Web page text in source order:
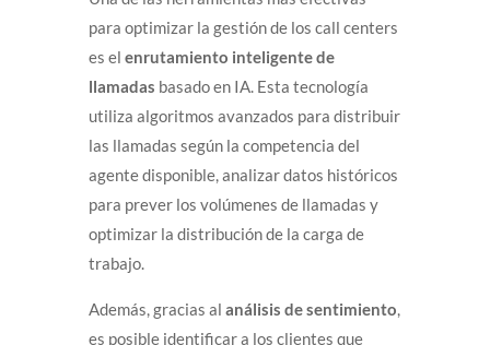
para optimizar la gestión de los call centers
es el enrutamiento inteligente de
llamadas basado en IA. Esta tecnología
utiliza algoritmos avanzados para distribuir
las llamadas según la competencia del
agente disponible, analizar datos históricos
para prever los volúmenes de llamadas y
optimizar la distribución de la carga de
trabajo.
Además, gracias al análisis de sentimiento,
es posible identificar a los clientes que